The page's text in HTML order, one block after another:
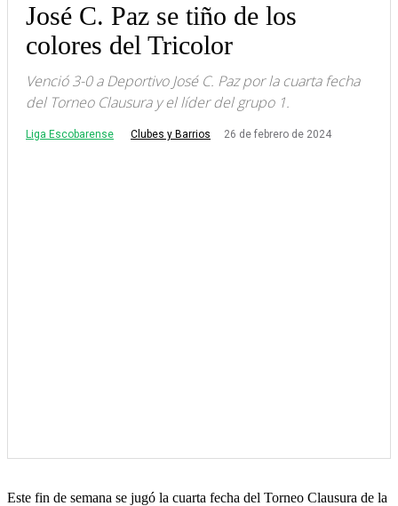
José C. Paz se tiño de los
colores del Tricolor
Venció 3-0 a Deportivo José C. Paz por la cuarta fecha
del Torneo Clausura y el líder del grupo 1.
Liga Escobarense Clubes y Barrios 26 de febrero de 2024
Este fin de semana se jugó la cuarta fecha del Torneo Clausura de la